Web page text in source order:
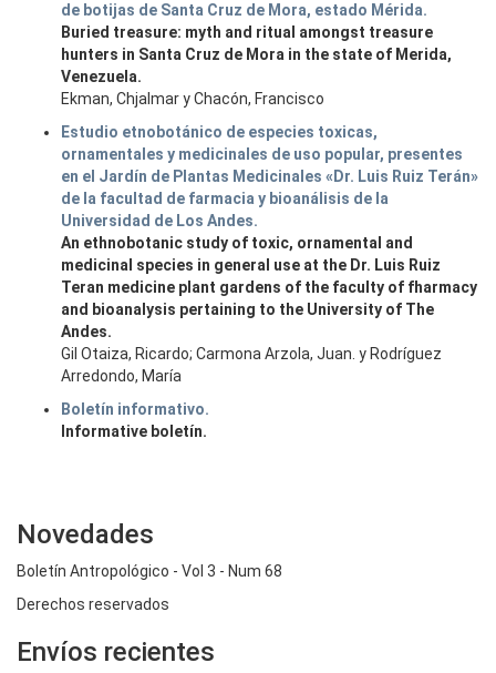
de botijas de Santa Cruz de Mora, estado Mérida.
Buried treasure: myth and ritual amongst treasure
hunters in Santa Cruz de Mora in the state of Merida,
Venezuela.
Ekman, Chjalmar y Chacón, Francisco
Estudio etnobotánico de especies toxicas,
ornamentales y medicinales de uso popular, presentes
en el Jardín de Plantas Medicinales «Dr. Luis Ruiz Terán»
de la facultad de farmacia y bioanálisis de la
Universidad de Los Andes.
An ethnobotanic study of toxic, ornamental and
medicinal species in general use at the Dr. Luis Ruiz
Teran medicine plant gardens of the faculty of fharmacy
and bioanalysis pertaining to the University of The
Andes.
Gil Otaiza, Ricardo; Carmona Arzola, Juan. y Rodríguez
Arredondo, María
Boletín informativo.
Informative boletín.
Novedades
Boletín Antropológico - Vol 3 - Num 68
Derechos reservados
Envíos recientes